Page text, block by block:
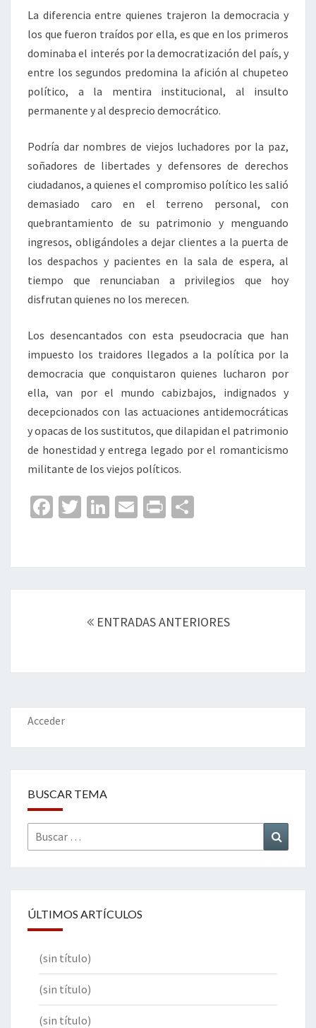
La diferencia entre quienes trajeron la democracia y
los que fueron traídos por ella, es que en los primeros
dominaba el interés por la democratización del país, y
entre los segundos predomina la afición al chupeteo
político, a la mentira institucional, al insulto
permanente y al desprecio democrático.
Podría dar nombres de viejos luchadores por la paz,
soñadores de libertades y defensores de derechos
ciudadanos, a quienes el compromiso político les salió
demasiado caro en el terreno personal, con
quebrantamiento de su patrimonio y menguando
ingresos, obligándoles a dejar clientes a la puerta de
los despachos y pacientes en la sala de espera, al
tiempo que renunciaban a privilegios que hoy
disfrutan quienes no los merecen.
Los desencantados con esta pseudocracia que han
impuesto los traidores llegados a la política por la
democracia que conquistaron quienes lucharon por
ella, van por el mundo cabizbajos, indignados y
decepcionados con las actuaciones antidemocráticas
y opacas de los sustitutos, que dilapidan el patrimonio
de honestidad y entrega legado por el romanticismo
militante de los viejos políticos.
Fa
o
o
T
er
Li
dI
n
E
l
Pr
p
ar
tir
ENTRADAS ANTERIORES
Acceder
BUSCAR TEMA
Buscar
por:
ÚLTIMOS ARTÍCULOS
(sin título)
(sin título)
(sin título)